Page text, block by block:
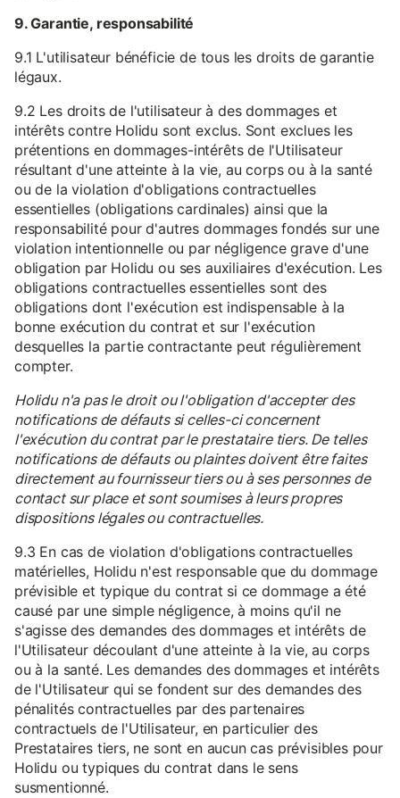
9. Garantie, responsabilité
9.1 L'utilisateur bénéficie de tous les droits de garantie
légaux.
9.2 Les droits de l'utilisateur à des dommages et
intérêts contre Holidu sont exclus. Sont exclues les
prétentions en dommages-intérêts de l'Utilisateur
résultant d'une atteinte à la vie, au corps ou à la santé
ou de la violation d'obligations contractuelles
essentielles (obligations cardinales) ainsi que la
responsabilité pour d'autres dommages fondés sur une
violation intentionnelle ou par négligence grave d'une
obligation par Holidu ou ses auxiliaires d'exécution. Les
obligations contractuelles essentielles sont des
obligations dont l'exécution est indispensable à la
bonne exécution du contrat et sur l'exécution
desquelles la partie contractante peut régulièrement
compter.
Holidu n'a pas le droit ou l'obligation d'accepter des
notifications de défauts si celles-ci concernent
l'exécution du contrat par le prestataire tiers. De telles
notifications de défauts ou plaintes doivent être faites
directement au fournisseur tiers ou à ses personnes de
contact sur place et sont soumises à leurs propres
dispositions légales ou contractuelles.
9.3 En cas de violation d'obligations contractuelles
matérielles, Holidu n'est responsable que du dommage
prévisible et typique du contrat si ce dommage a été
causé par une simple négligence, à moins qu'il ne
s'agisse des demandes des dommages et intérêts de
l'Utilisateur découlant d'une atteinte à la vie, au corps
ou à la santé. Les demandes des dommages et intérêts
de l'Utilisateur qui se fondent sur des demandes des
pénalités contractuelles par des partenaires
contractuels de l'Utilisateur, en particulier des
Prestataires tiers, ne sont en aucun cas prévisibles pour
Holidu ou typiques du contrat dans le sens
susmentionné.